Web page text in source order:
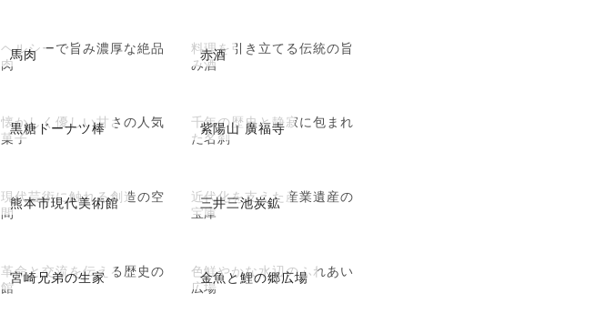
馬肉
ヘルシーで旨み濃厚な絶品
肉
赤酒
料理を引き立てる伝統の旨
み酒
黒糖ドーナツ棒
懐かしく優しい甘さの人気
菓子
紫陽山 廣福寺
千年の歴史と静寂に包まれ
た名刹
熊本市現代美術館
現代芸術に触れる創造の空
間
三井三池炭鉱
近代化を支えた産業遺産の
宝庫
宮崎兄弟の生家
革命と交流を伝える歴史の
館
金魚と鯉の郷広場
色鮮やかな水辺のふれあい
広場